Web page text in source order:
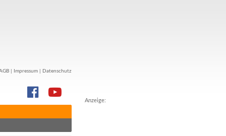
Anzeige:
Impressum Datenschutz